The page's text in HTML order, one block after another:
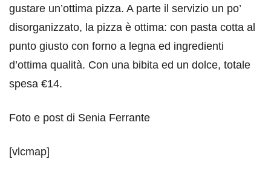
gustare un’ottima pizza. A parte il servizio un po’
disorganizzato, la pizza è ottima: con pasta cotta al
punto giusto con forno a legna ed ingredienti
d’ottima qualità. Con una bibita ed un dolce, totale
spesa €14.
Foto e post di Senia Ferrante
[vlcmap]